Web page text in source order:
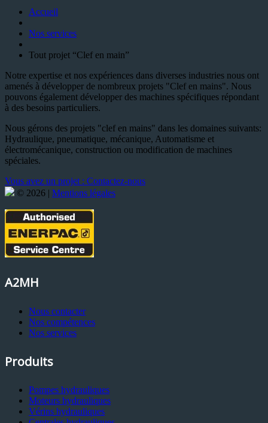
Accueil
Nos services
Tout projet “Clef en main”
Notre expertise et nos expériences dans diverses industries nous ont
amenés à développer de nombreux projets "Clef en mains". Nous
pouvons également développer des machines spécifiques répondant
à des besoins particuliers.
Nous gérons des projets "clef en mains" dans les domaines suivants:
Hydraulique, pneumatique, mécanique, Automatisme et
électromécanique, construction ou modification de machines
spéciales.
Vous avez un projet : Contactez-nous
© 2026 | Mentions légales
A2MH
Nous contacter
Nos compétences
Nos services
Produits
Pompes hydrauliques
Moteurs hydrauliques
Vérins hydrauliques